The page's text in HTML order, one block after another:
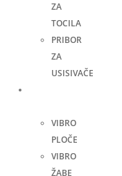
ZA
TOCILA
PRIBOR
ZA
USISIVAČE
VIBRO
PLOČE
VIBRO
ŽABE